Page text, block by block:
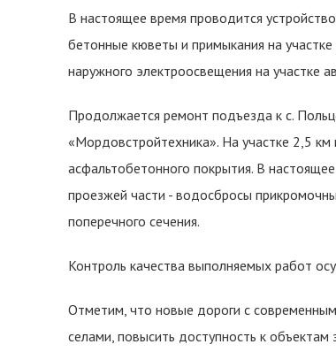
В настоящее время проводится
бетонные кюветы и примыкания на
наружного электроосвещения на участке
Продолжается ремонт подъезда к с.
«Мордовстройтехника». На участке 2,5 км
асфальтобетонного покрытия. В
проезжей части - водосбросы
поперечного сечения.
Контроль качества выполняемых работ
Отметим, что новые дороги с
селами, повысить доступность к